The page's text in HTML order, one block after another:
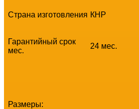
Страна изготовления КНР
Гарантийный срок
мес.
24 мес.
Размеры: